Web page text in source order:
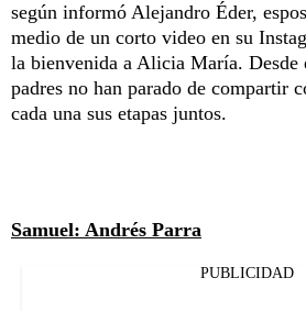
según informó Alejandro Éder,
medio de un corto video en su
la bienvenida a Alicia María. Desde
padres no han parado de compartir
cada una sus etapas juntos.
Samuel: Andrés Parra
PUBLICIDAD